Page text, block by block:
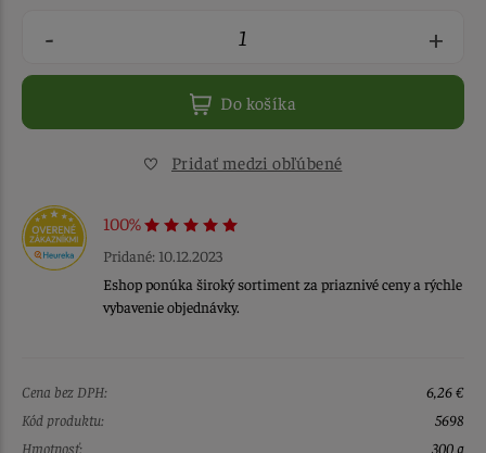
- +
Do košíka
Pridať medzi obľúbené
100%
Pridané: 10.12.2023
Eshop ponúka široký sortiment za priaznivé ceny a rýchle
vybavenie objednávky.
Cena bez DPH:
6,26 €
Kód produktu:
5698
Hmotnosť:
300 g